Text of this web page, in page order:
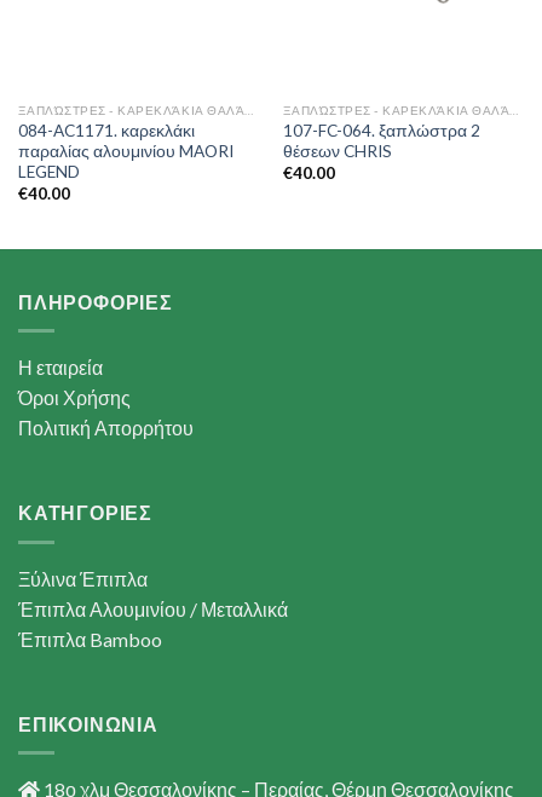
084-AC1171. καρεκλάκι
παραλίας αλουμινίου MAORI
LEGEND
€40.00
107-FC-064. ξαπλώστρα 2
θέσεων CHRIS
€40.00
ΠΛΗΡΟΦΟΡΙΕΣ
Η εταιρεία
Όροι Χρήσης
Πολιτική Απορρήτου
ΚΑΤΗΓΟΡΙΕΣ
Ξύλινα Έπιπλα
Έπιπλα Αλουμινίου / Μεταλλικά
Έπιπλα Bamboo
ΕΠΙΚΟΙΝΩΝΙΑ
18ο χλμ Θεσσαλονίκης – Περαίας, Θέρμη Θεσσαλονίκης